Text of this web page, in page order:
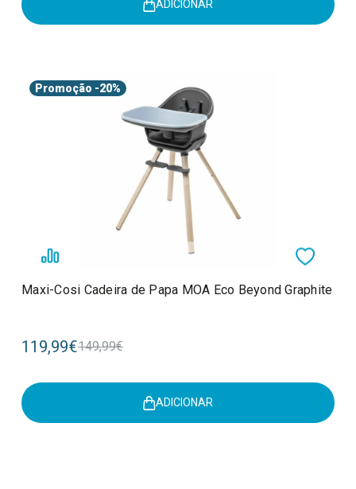
ADICIONAR
Promoção -20%
Maxi-Cosi Cadeira de Papa MOA Eco Beyond Graphite
119,99€149,99€
ADICIONAR